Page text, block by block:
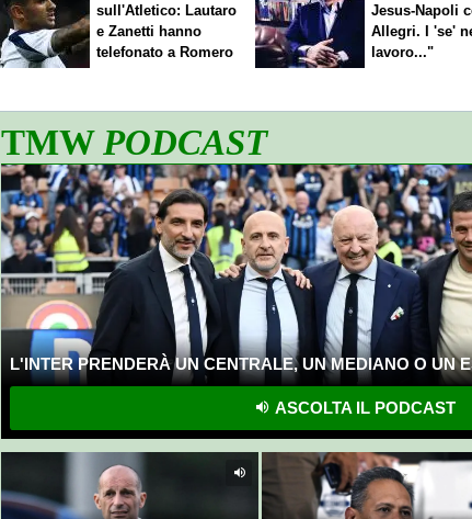
sull'Atletico: Lautaro
e Zanetti hanno
telefonato a Romero
Jesus-Napoli
Allegri. I 'se'
lavoro..."
TMWPODCAST
L'INTER PRENDERÀ UN CENTRALE, UN MEDIANO O UN
ASCOLTA IL PODCAST